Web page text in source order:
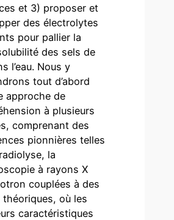
et 3) proposer et
des électrolytes
pour pallier la
des sels de
l’eau. Nous y
tout d’abord
approche de
à plusieurs
comprenant des
pionnières telles
la
à rayons X
couplées à des
théoriques, où les
caractéristiques